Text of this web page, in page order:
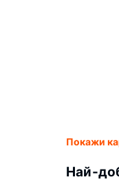
Покажи
Най-